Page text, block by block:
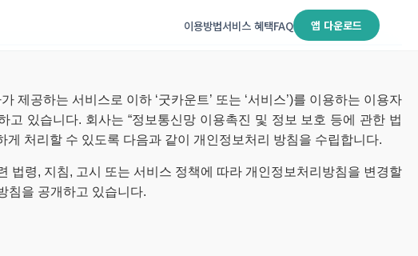
이용방법서비스 혜택FAQ 앱 다운로드
공하는 서비스로 이하 ‘굿카운트’ 또는 ‘서비스’)를 이용하는 이용자
있습니다. 회사는 “정보통신망 이용촉진 및 정보 보호 등에 관한 법
처리할 수 있도록 다음과 같이 개인정보처리 방침을 수립합니다.
법령, 지침, 고시 또는 서비스 정책에 따라 개인정보처리방침을 변경할
침을 공개하고 있습니다.